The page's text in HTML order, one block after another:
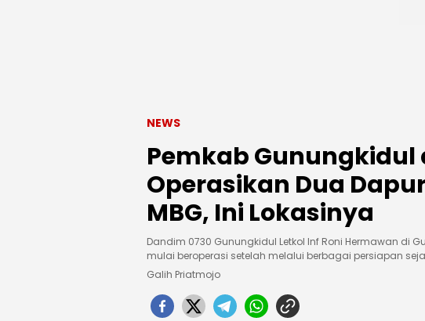
NEWS
Pemkab Gunungkidul
Operasikan Dua
MBG, Ini Lokasinya
Dandim 0730 Gunungkidul Letkol Inf Roni Hermawan di
mulai beroperasi setelah melalui berbagai persiapan
Galih Priatmojo